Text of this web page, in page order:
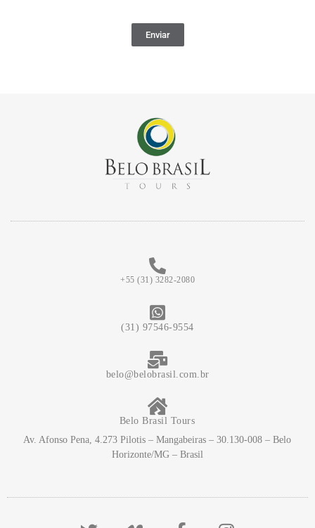
Enviar
+55 (31) 3282-2080
(31) 97546-9554
belo@belobrasil.com.br
Belo Brasil Tours
Av. Afonso Pena, 4.273 Pilotis – Mangabeiras – 30.130-008 – Belo
Horizonte/MG – Brasil